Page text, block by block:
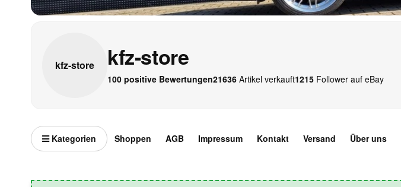
kfz-store kfz-store
100 positive Bewertungen21636 Artikel verkauft1215 Follower auf eBay
Kategorien Shoppen AGB Impressum Kontakt Versand Über uns